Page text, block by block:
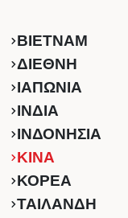
ΒΙΕΤΝΑΜ
ΔΙΕΘΝΗ
ΙΑΠΩΝΙΑ
ΙΝΔΙΑ
ΙΝΔΟΝΗΣΙΑ
ΚINA
ΚΟΡΕΑ
ΤΑΙΛΑΝΔΗ